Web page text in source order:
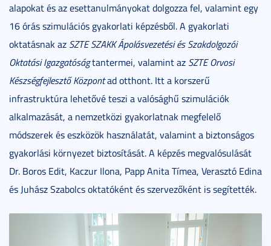
alapokat és az esettanulmányokat dolgozza fel, valamint egy
16 órás szimulációs gyakorlati képzésből. A gyakorlati
oktatásnak az SZTE SZAKK Ápolásvezetési és Szakdolgozói
Oktatási Igazgatóságtantermei, valamint az SZTE Orvosi
Készségfejlesztő Központad otthont. Itt a korszerű
infrastruktúra lehetővé teszi a valósághű szimulációk
alkalmazását, a nemzetközi gyakorlatnak megfelelő
módszerek és eszközök használatát, valamint a biztonságos
gyakorlási környezet biztosítását. A képzés megvalósulását
Dr. Boros Edit, Kaczur Ilona, Papp Anita Tímea, Verasztó Edina
és Juhász Szabolcs oktatóként és szervezőként is segítették.